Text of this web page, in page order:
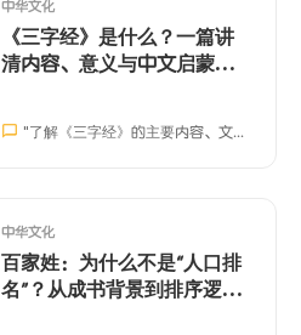
中华文化
《三字经》是什么？一篇讲
清内容、意义与中文启蒙价
" 了解《三字经》的主要内容、文化背景与中文启蒙价值，帮助孩子和中文学习者更轻松地接触中国传统经典。
中华文化
百家姓：为什么不是“人口排
名”？从成书背景到排序逻辑